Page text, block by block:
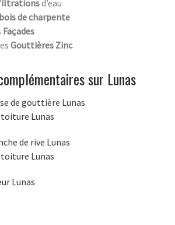
d’eau
bois de charpente
Façades
Gouttières Zinc
sur Lunas
de gouttière Lunas
Lunas
de rive Lunas
Lunas
Lunas